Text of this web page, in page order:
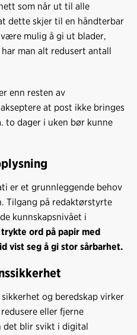
som når ut til alle
dette skjer til en håndterbar
mulig å gi ut blader,
man alt redusert antall
enn resten av
at post ikke bringes
to dager i uken bør kunne
er et grunnleggende behov
Tilgang på redaktørstyrte
kunnskapsnivået i
ord på papir med
vist seg å gi stor sårbarhet.
og beredskap virker
eller fjerne
det blir svikt i digital